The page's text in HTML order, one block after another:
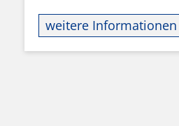
weitere Informationen